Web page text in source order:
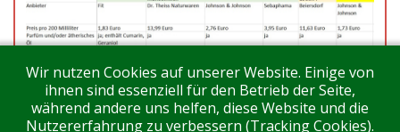
Wir nutzen Cookies auf unserer Website. Einige von
ihnen sind essenziell für den Betrieb der Seite,
während andere uns helfen, diese Website und die
Nutzererfahrung zu verbessern (Tracking Cookies).